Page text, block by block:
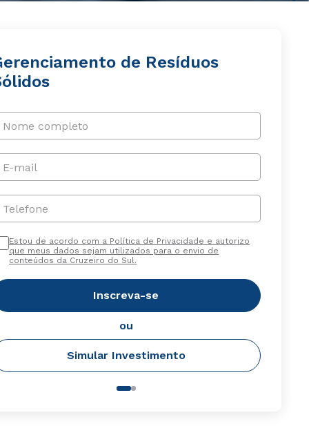
de Resíduos
Nome completo
E-mail
Telefone
Estou de acordo com a Política de Privacidade e autorizo
que meus dados sejam utilizados para o envio de
conteúdos da Cruzeiro do Sul.
Inscreva-se
ou
Simular Investimento